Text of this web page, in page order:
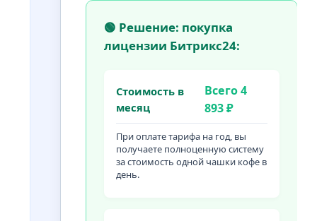
🟢 Решение: покупка
лицензии Битрикс24:
Стоимость в
месяц
Всего 4
893 ₽
При оплате тарифа на год, вы
получаете полноценную систему
за стоимость одной чашки кофе в
день.